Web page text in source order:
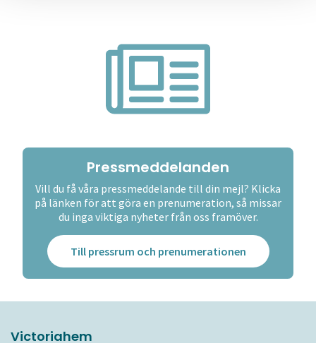
Pressmeddelanden
Vill du få våra pressmeddelande till din mejl? Klicka
på länken för att göra en prenumeration, så missar
du inga viktiga nyheter från oss framöver.
Till pressrum och prenumerationen
Victoriahem